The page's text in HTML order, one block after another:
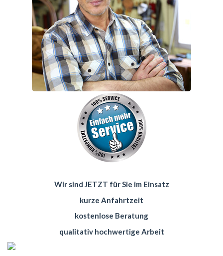
Wir sind JETZT für Sie im Einsatz
kurze Anfahrtzeit
kostenlose Beratung
qualitativ hochwertige Arbeit